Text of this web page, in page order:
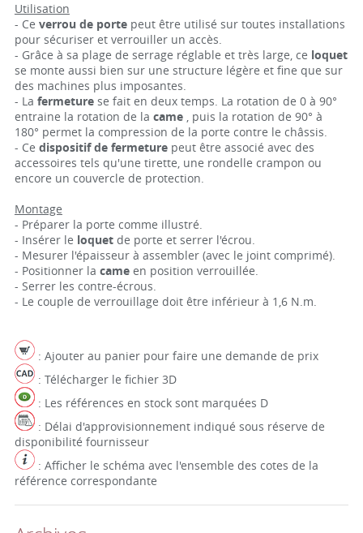
Utilisation
- Ce verrou de portepeut être utilisé sur toutes installations
pour sécuriser et verrouiller un accès.
- Grâce à sa plage de serrage réglable et très large, ce loquet
se monte aussi bien sur une structure légère et fine que sur
des machines plus imposantes.
- La fermeture se fait en deux temps. La rotation de 0 à 90°
entraine la rotation de la came, puis la rotation de 90° à
180° permet la compression de la porte contre le châssis.
- Ce dispositif de fermeturepeut être associé avec des
accessoires tels qu'une tirette, une rondelle crampon ou
encore un couvercle de protection.
Montage
- Préparer la porte comme illustré.
- Insérer le loquet de porte et serrer l'écrou.
- Mesurer l'épaisseur à assembler (avec le joint comprimé).
- Positionner la came en position verrouillée.
- Serrer les contre-écrous.
- Le couple de verrouillage doit être inférieur à 1,6 N.m.
: Ajouter au panier pour faire une demande de prix
: Télécharger le fichier 3D
: Les références en stock sont marquées D
: Délai d'approvisionnement indiqué sous réserve de
disponibilité fournisseur
: Afficher le schéma avec l'ensemble des cotes de la
référence correspondante